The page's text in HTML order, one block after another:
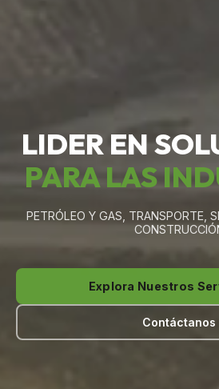
LIDER EN
PARA LAS
PETRÓLEO Y GAS, TRANSPORTE,
Explora Nuestros
Contáctanos